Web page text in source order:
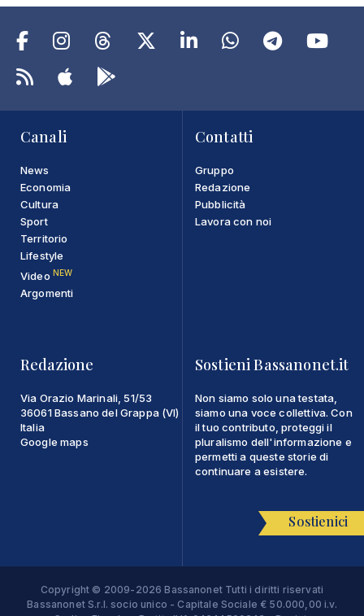
Canali
News
Economia
Cultura
Sport
Territorio
Lifestyle
Video NEW
Argomenti
Contatti
Gruppo
Redazione
Pubblicità
Lavora con noi
Redazione
Via Orazio Marinali, 51/53
36061 Bassano del Grappa (VI)
Italia
Google maps
Sostieni Bassanonet.it
Non siamo solo una testata,
siamo una voce collettiva. Con
il tuo contributo, proteggi il
pluralismo dell'informazione e
permetti a queste storie di
continuare a esistere.
Sostienici
Copyright © 2009-2026 Bassanonet Tutti i diritti riservati
Bassanonet S.r.l. socio unico - Capitale Sociale € 50.000,00 i.v.